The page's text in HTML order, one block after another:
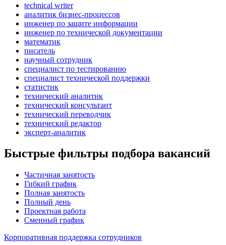
technical writer
аналитик бизнес-процессов
инженер по защите информации
инженер по технической документации
математик
писатель
научный сотрудник
специалист по тестированию
специалист технической поддержки
статистик
технический аналитик
технический консультант
технический переводчик
технический редактор
эксперт-аналитик
Быстрые фильтры подбора вакансий
Частичная занятость
Гибкий график
Полная занятость
Полный день
Проектная работа
Сменный график
Корпоративная поддержка сотрудников